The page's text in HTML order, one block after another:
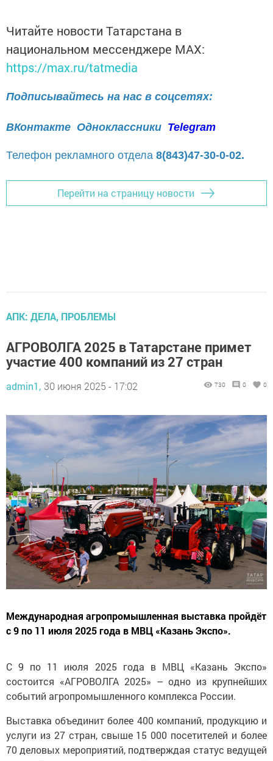
Читайте новости Татарстана в
национальном мессенджере MАХ:
https://max.ru/tatmedia
Подписывайтесь на нас в соцсетях:
ВКонтакте Одноклассники Telegram
Телефон рекламного отдела 8(843)47-30-0-02.
Перейти на страницу новости
АПК: ДЕЛА, ПРОБЛЕМЫ
АГРОВОЛГА 2025 в Татарстане примет
участие 400 компаний из 27 стран
admin1, 30 июня 2025 - 17:02 730 0 0
Международная агропромышленная выставка пройдёт
с 9 по 11 июля 2025 года в МВЦ «Казань Экспо».
С 9 по 11 июля 2025 года в МВЦ «Казань Экспо»
состоится «АГРОВОЛГА 2025» – одно из крупнейших
событий агропромышленного комплекса России.
Выставка объединит более 400 компаний, продукцию и
услуги из 27 стран, свыше 15 000 посетителей и более
70 деловых мероприятий, подтверждая статус ведущей